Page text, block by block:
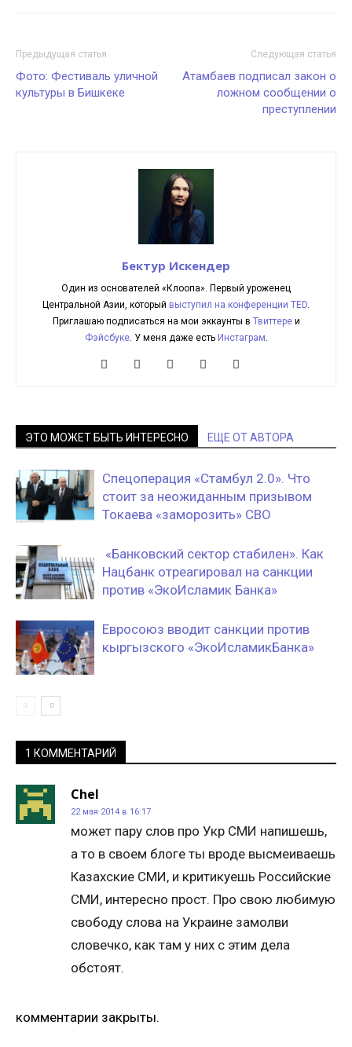
Предыдущая статья
Фото: Фестиваль уличной
культуры в Бишкеке
Следующая статья
Атамбаев подписал закон о
ложном сообщении о
преступлении
Бектур Искендер
Один из основателей «Клоопа». Первый уроженец
Центральной Азии, который выступил на конференции TED.
Приглашаю подписаться на мои эккаунты в Твиттереи
Фэйсбуке. У меня даже есть Инстаграм.
ЭТО МОЖЕТ БЫТЬ ИНТЕРЕСНО ЕЩЕ ОТ АВТОРА
Спецоперация «Стамбул 2.0». Что
стоит за неожиданным призывом
Токаева «заморозить» СВО
«Банковский сектор стабилен». Как
Нацбанк отреагировал на санкции
против «ЭкоИсламик Банка»
Евросоюз вводит санкции против
кыргызского «ЭкоИсламикБанка»
1 КОММЕНТАРИЙ
Chel
22 мая 2014 в 16:17
может пару слов про Укр СМИ напишешь,
а то в своем блоге ты вроде высмеиваешь
Казахские СМИ, и критикуешь Российские
СМИ, интересно прост. Про свою любимую
свободу слова на Украине замолви
словечко, как там у них с этим дела
обстоят.
комментарии закрыты.